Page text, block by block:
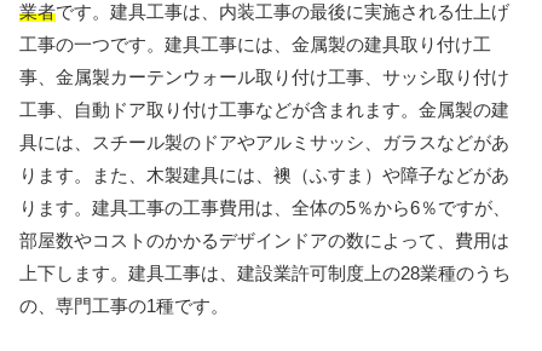
業者です。建具工事は、内装工事の最後に実施される仕上げ
工事の一つです。建具工事には、金属製の建具取り付け工
事、金属製カーテンウォール取り付け工事、サッシ取り付け
工事、自動ドア取り付け工事などが含まれます。金属製の建
具には、スチール製のドアやアルミサッシ、ガラスなどがあ
ります。また、木製建具には、襖（ふすま）や障子などがあ
ります。建具工事の工事費用は、全体の5％から6％ですが、
部屋数やコストのかかるデザインドアの数によって、費用は
上下します。建具工事は、建設業許可制度上の28業種のうち
の、専門工事の1種です。